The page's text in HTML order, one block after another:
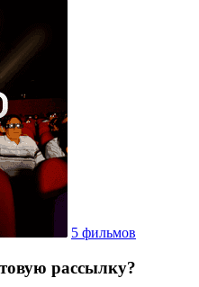
5 фильмов
рассылку?